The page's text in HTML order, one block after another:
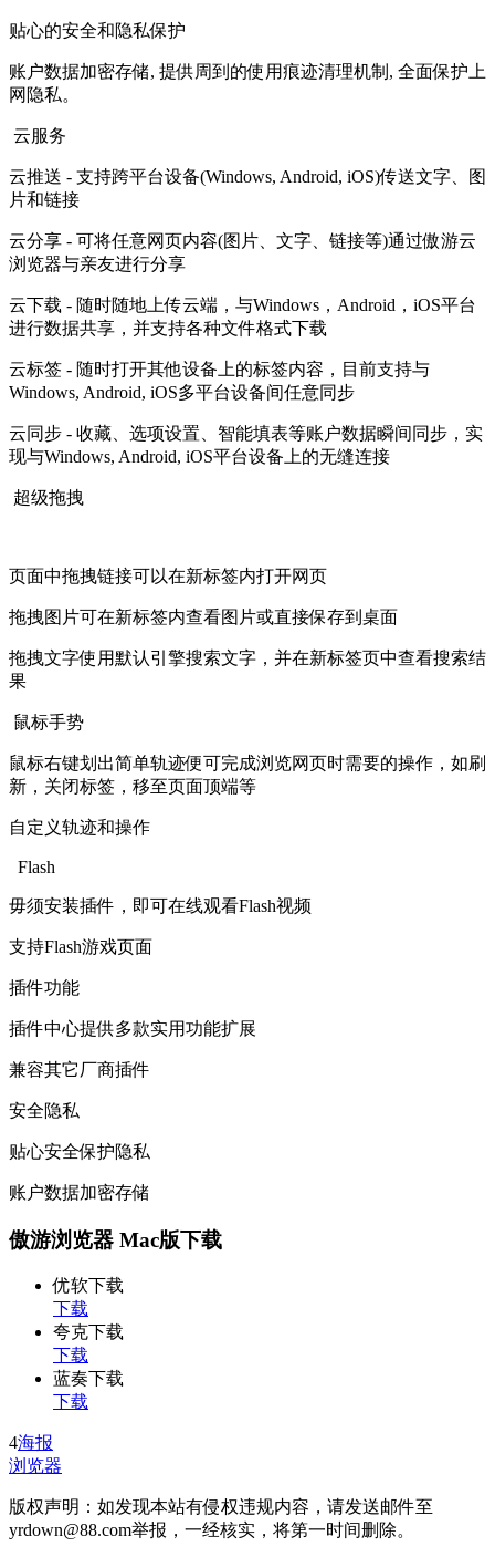
贴心的安全和隐私保护
账户数据加密存储, 提供周到的使用痕迹清理机制, 全面保护上
网隐私。
云服务
云推送 - 支持跨平台设备(Windows, Android, iOS)传送文字、图
片和链接
云分享 - 可将任意网页内容(图片、文字、链接等)通过傲游云
浏览器与亲友进行分享
云下载 - 随时随地上传云端，与Windows，Android，iOS平台
进行数据共享，并支持各种文件格式下载
云标签 - 随时打开其他设备上的标签内容，目前支持与
Windows, Android, iOS多平台设备间任意同步
云同步 - 收藏、选项设置、智能填表等账户数据瞬间同步，实
现与Windows, Android, iOS平台设备上的无缝连接
超级拖拽
页面中拖拽链接可以在新标签内打开网页
拖拽图片可在新标签内查看图片或直接保存到桌面
拖拽文字使用默认引擎搜索文字，并在新标签页中查看搜索结
果
鼠标手势
鼠标右键划出简单轨迹便可完成浏览网页时需要的操作，如刷
新，关闭标签，移至页面顶端等
自定义轨迹和操作
Flash
毋须安装插件，即可在线观看Flash视频
支持Flash游戏页面
插件功能
插件中心提供多款实用功能扩展
兼容其它厂商插件
安全隐私
贴心安全保护隐私
账户数据加密存储
傲游浏览器 Mac版下载
优软下载
下载
夸克下载
下载
蓝奏下载
下载
4海报
浏览器
版权声明：如发现本站有侵权违规内容，请发送邮件至
yrdown@88.com举报，一经核实，将第一时间删除。